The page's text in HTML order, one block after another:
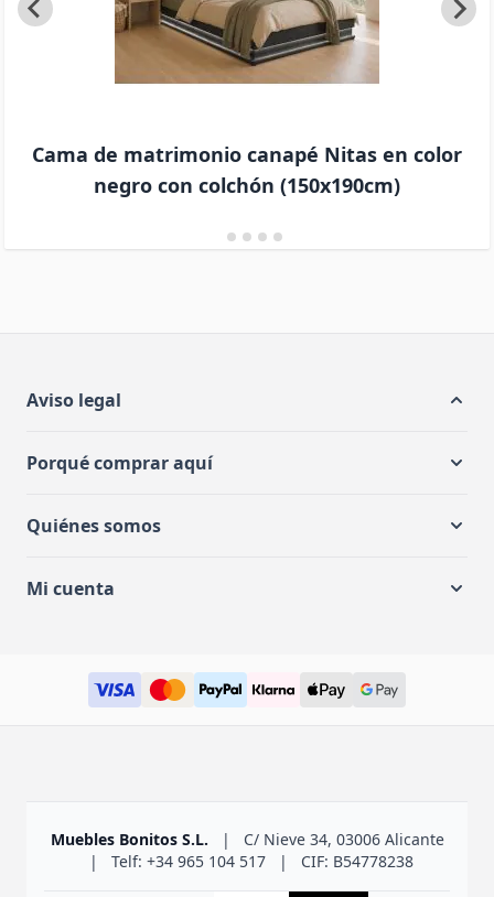
Cama de matrimonio canapé Nitas en color
negro con colchón (150x190cm)
Aviso legal
Porqué comprar aquí
Quiénes somos
Mi cuenta
Muebles Bonitos S.L. |
C/ Nieve 34, 03006 Alicante
|
Telf: +34 965 104 517 | CIF: B54778238